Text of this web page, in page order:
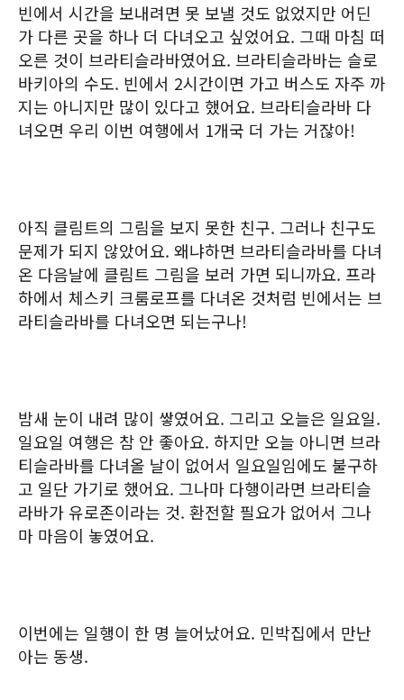
빈에서 시간을 보내려면 못 보낼 것도 없었지만 어딘
가 다른 곳을 하나 더 다녀오고 싶었어요. 그때 마침 떠
오른 것이 브라티슬라바였어요. 브라티슬라바는 슬로
바키아의 수도. 빈에서 2시간이면 가고 버스도 자주 까
지는 아니지만 많이 있다고 했어요. 브라티슬라바 다
녀오면 우리 이번 여행에서 1개국 더 가는 거잖아!
아직 클림트의 그림을 보지 못한 친구. 그러나 친구도
문제가 되지 않았어요. 왜냐하면 브라티슬라바를 다녀
온 다음날에 클림트 그림을 보러 가면 되니까요. 프라
하에서 체스키 크룸로프를 다녀온 것처럼 빈에서는 브
라티슬라바를 다녀오면 되는구나!
밤새 눈이 내려 많이 쌓였어요. 그리고 오늘은 일요일.
일요일 여행은 참 안 좋아요. 하지만 오늘 아니면 브라
티슬라바를 다녀올 날이 없어서 일요일임에도 불구하
고 일단 가기로 했어요. 그나마 다행이라면 브라티슬
라바가 유로존이라는 것. 환전할 필요가 없어서 그나
마 마음이 놓였어요.
이번에는 일행이 한 명 늘어났어요. 민박집에서 만난
아는 동생.